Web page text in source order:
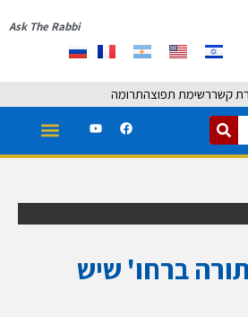
Ask The Rabbi
קשררשימת תפוצהתרומה
ברחו' שיש